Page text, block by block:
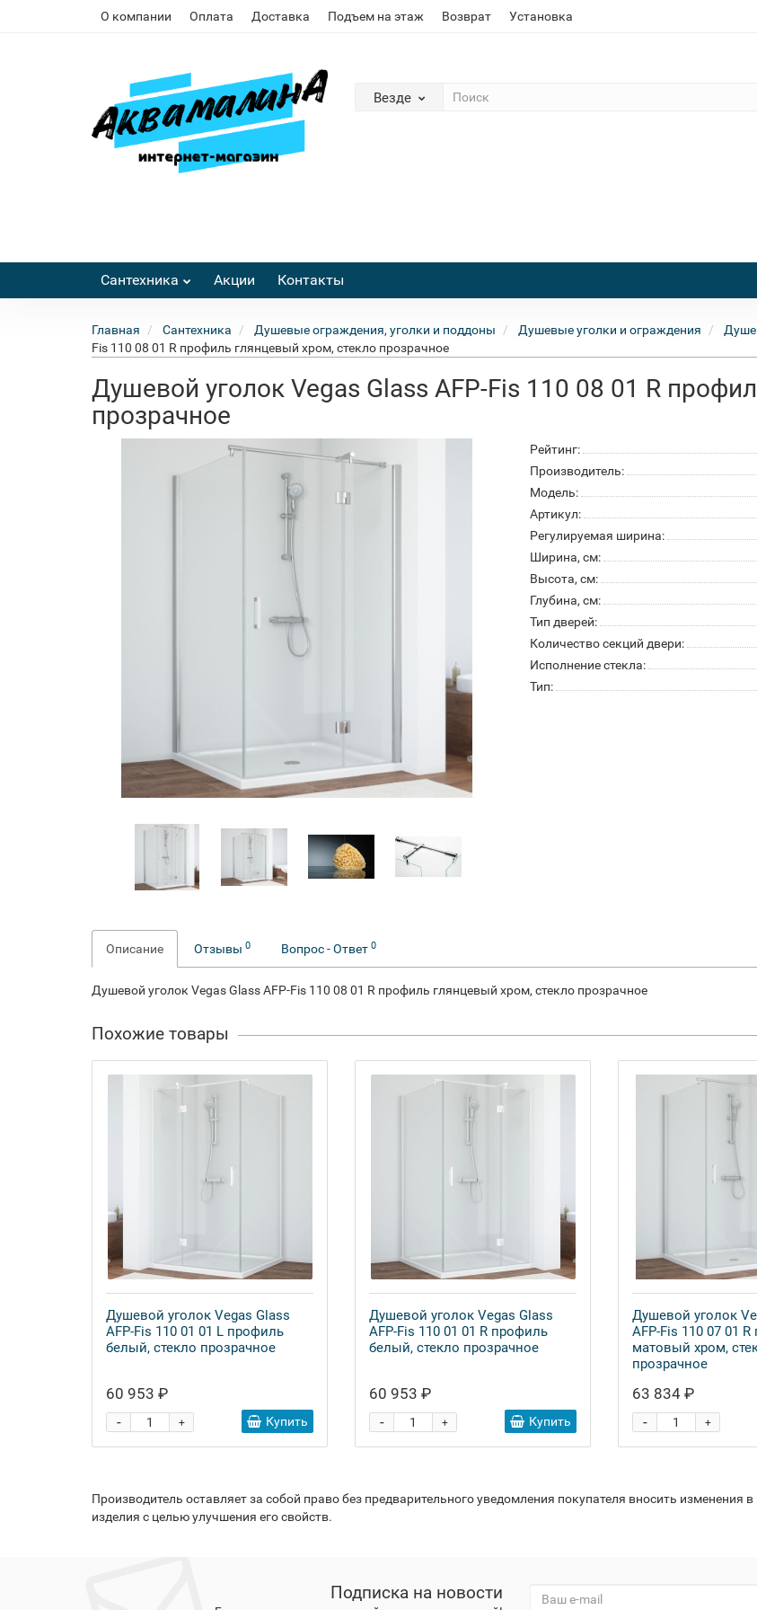
О компании Оплата Доставка Подъем на этаж Возврат Установка
Везде
Сантехника Акции Контакты
Главная Сантехника Душевые ограждения, уголки и поддоны Душевые уголки и ограждения
Fis 110 08 01 R профиль глянцевый хром, стекло прозрачное
Душевой уголок Vegas Glass AFP-Fis 110 08 01 R
прозрачное
Рейтинг:
Производитель:
Модель:
Артикул:
Регулируемая ширина:
Ширина, см:
Высота, см:
Глубина, см:
Тип дверей:
Количество секций двери:
Исполнение стекла:
Тип:
Описание Отзывы 0 Вопрос - Ответ 0
Душевой уголок Vegas Glass AFP-Fis 110 08 01 R профиль глянцевый хром, стекло прозрачное
Похожие товары
Душевой уголок Vegas Glass
AFP-Fis 110 01 01 L профиль
белый, стекло прозрачное
60 953 ₽
+
- Купить
Душевой уголок Vegas Glass
AFP-Fis 110 01 01 R профиль
белый, стекло прозрачное
60 953 ₽
+
- Купить
Душевой уголок
AFP-Fis 110 07 01
матовый хром,
прозрачное
63 834 ₽
+
-
Производитель оставляет за собой право без предварительного уведомления покупателя вносить
изделия с целью улучшения его свойств.
Подписка на новости